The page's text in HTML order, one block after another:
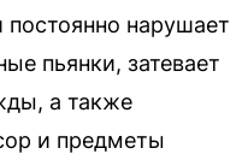
нарушает
пьянки, затевает
а также
и предметы